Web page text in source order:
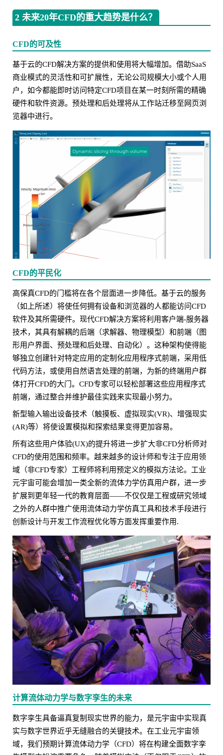
2 未来20年CFD的重大趋势是什么？
CFD的可及性
基于云的CFD解决方案的提供和使用将大幅增加。借助SaaS
商业模式的灵活性和可扩展性，无论公司规模大小或个人用
户，如今都能即时访问特定CFD项目在某一时刻所需的精确
硬件和软件资源。预处理和后处理将从工作站迁移至网页浏
览器中进行。
CFD的平民化
高保真CFD的门槛将在各个层面进一步降低。基于云的服务
（如上所述）将使任何拥有设备和浏览器的人都能访问CFD
软件及其所需硬件。现代CFD解决方案将利用客户端-服务器
技术，其具有解耦的后端（求解器、物理模型）和前端（图
形用户界面、预处理和后处理、自动化）。这种架构使得能
够独立创建针对特定应用的定制化应用程序式前端，采用低
代码方法，或使用自然语言处理的前端，为新的终端用户群
体打开CFD的大门。CFD专家可以轻松部署这些应用程序式
前端，通过整合并维护最佳实践来实现最小努力。
新型输入输出设备技术（触摸板、虚拟现实(VR)、增强现实
(AR)等）将使设置模拟和探索结果变得更加容易。
所有这些用户体验(UX)的提升将进一步扩大非CFD分析师对
CFD的使用范围和频率。越来越多的设计师和专注于应用领
域（非CFD专家）工程师将利用预定义的模拟方法论。工业
元宇宙可能会增加一类全新的流体力学仿真用户群，进一步
扩展到更年轻一代的教育层面——不仅仅是工程或研究领域
之外的人群中推广使用流体动力学仿真工具和技术手段进行
创新设计与开发工作流程优化等方面发挥重要作用.
计算流体动力学与数字孪生的未来
数字孪生具备逼真复制现实世界的能力，是元宇宙中实现真
实与数字世界近乎无缝融合的关键技术。在工业元宇宙领
域，我们预期计算流体动力学（CFD）将在构建全面数字孪